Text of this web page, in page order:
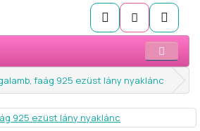
faág 925 ezüst lány nyaklánc